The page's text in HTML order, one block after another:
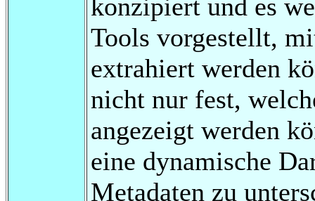
konzipiert und es
Tools vorgestellt,
extrahiert werden
nicht nur fest,
angezeigt werden
eine dynamische
Metadaten zu